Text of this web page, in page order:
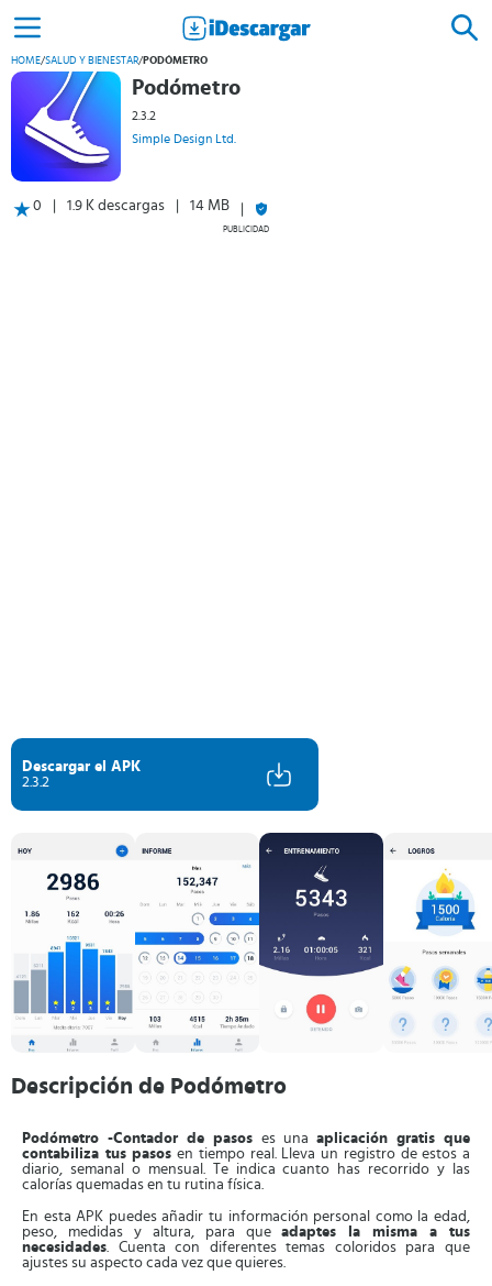
HOME/SALUD Y BIENESTAR/ PODÓMETRO
Podómetro
2.3.2
Simple Design Ltd.
0 1.9 K descargas 14 MB
PUBLICIDAD
Descargar el APK
2.3.2
Descripción de Podómetro
Podómetro -Contador de pasos es una aplicación gratis que
contabiliza tus pasos en tiempo real. Lleva un registro de estos a
diario, semanal o mensual. Te indica cuanto has recorrido y las
calorías quemadas en tu rutina física.
En esta APK puedes añadir tu información personal como la edad,
peso, medidas y altura, para queadaptes la misma a tus
necesidades. Cuenta con diferentes temas coloridos para que
ajustes su aspecto cada vez que quieres.